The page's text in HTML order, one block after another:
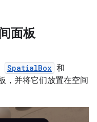
面板
SpatialBox 和
，并将它们放置在空间